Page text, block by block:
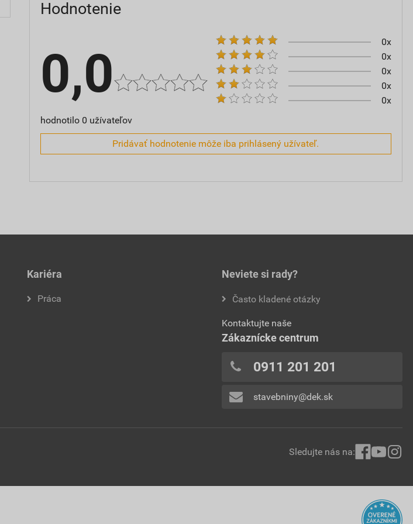
Hodnotenie
0,0
hodnotilo 0 užívateľov
0x
0x
0x
0x
0x
Pridávať hodnotenie môže iba prihlásený užívateľ.
Kariéra
Práca
Neviete si rady?
Často kladené otázky
Kontaktujte naše
Zákaznícke centrum
0911 201 201
stavebniny@dek.sk
Sledujte nás na: